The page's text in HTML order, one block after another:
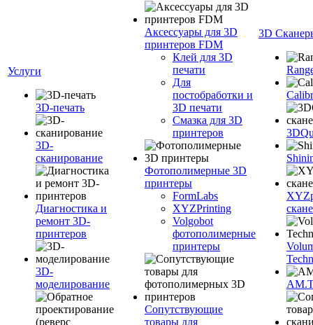
Услуги
3D-печать
3D-
сканирование
Диагностика и
ремонт 3D-
принтеров
3D-
моделирование
Аксессуары для 3D
принтеров FDM
Клей для 3D
печати
Для
постобработки и
3D печати
Смазка для 3D
принтеров
Фотополимерные 3D
принтеры
FormLabs
XYZPrinting
Volgobot
фотополимерные
принтеры
Сопутствующие
товары для
3D